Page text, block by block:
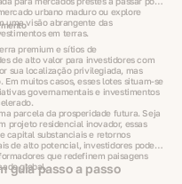
urbano maduro ou explore
uma visão abrangente das
em terras.
premium e sítios de
de alto valor para investidores com
sua localização privilegiada, mas
muitos casos, esses lotes situam-se
governamentais e investimentos
parcela da prosperidade futura. Seja
projeto residencial inovador, essas
capital substanciais e retornos
de alto potencial, investidores podem
que redefinem paisagens
global.
guia passo a passo